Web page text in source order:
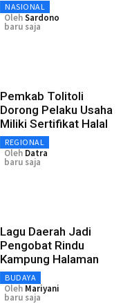
NASIONAL
OlehSardono
baru saja
Pemkab Tolitoli
Dorong Pelaku Usaha
Miliki Sertifikat Halal
REGIONAL
Oleh Datra
baru saja
Lagu Daerah Jadi
Pengobat Rindu
Kampung Halaman
BUDAYA
Oleh Mariyani
baru saja